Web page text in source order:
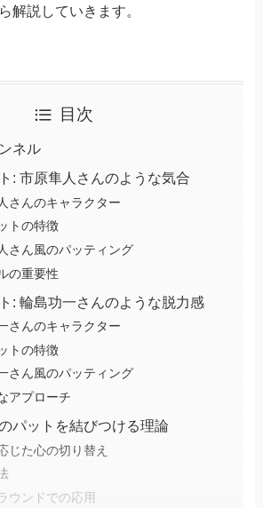
解説していきます。
目次
ネル
: 市原隼人さんのような気合
さんのキャラクター
トの特徴
さん風のパッティング
の重要性
: 輪島功一さんのような脱力感
さんのキャラクター
トの特徴
さん風のパッティング
アプローチ
パットを結びつける理論
じた心の切り替え
ウンドでの応用